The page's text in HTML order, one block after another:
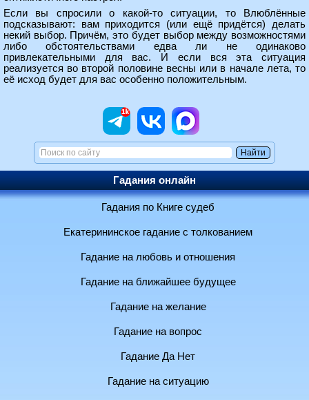
Если вы спросили о какой-то ситуации, то Влюблённые
подсказывают: вам приходится (или ещё придётся) делать
некий выбор. Причём, это будет выбор между возможностями
либо обстоятельствами едва ли не одинаково
привлекательными для вас. И если вся эта ситуация
реализуется во второй половине весны или в начале лета, то
её исход будет для вас особенно положительным.
Гадания онлайн
Гадания по Книге судеб
Екатерининское гадание с толкованием
Гадание на любовь и отношения
Гадание на ближайшее будущее
Гадание на желание
Гадание на вопрос
Гадание Да Нет
Гадание на ситуацию